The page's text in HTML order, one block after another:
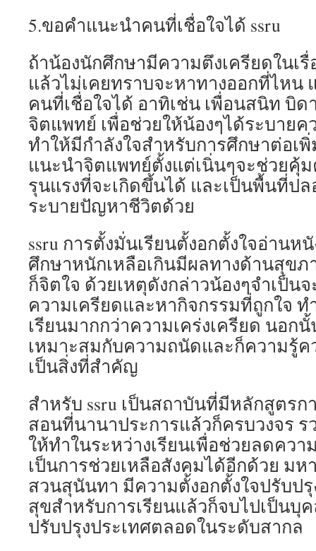
5.ขอคำแนะนำคนที่เชื่อใจได้ ssru
ถ้าน้องนักศึกษามีความตึงเครียดในเ
แล้วไม่เคยทราบจะหาทางออกที่ไหน
คนที่เชื่อใจได้ อาทิเช่น เพื่อนสนิท บิ
จิตแพทย์ เพื่อช่วยให้น้องๆได้ระบายค
ทำให้มีกำลังใจสำหรับการศึกษาต่อเ
แนะนำจิตแพทย์ตั้งแต่เนิ่นๆจะช่วยคุ้ม
รุนแรงที่จะเกิดขึ้นได้ และเป็นพื้นที่ป
ระบายปัญหาชีวิตด้วย
ssru การตั้งมั่นเรียนตั้งอกตั้งใจอ่านห
ศึกษาหนักเหลือเกินมีผลทางด้านสุข
ก็จิตใจ ด้วยเหตุดังกล่าวน้องๆจำเป็นจ
ความเครียดและหากิจกรรมที่ถูกใจ ท
เรียนมากกว่าความเคร่งเครียด นอก
เหมาะสมกับความถนัดและก็ความรู้ค
เป็นสิ่งที่สำคัญ
สำหรับ ssru เป็นสถาบันที่มีหลักสูตรก
สอนที่นานาประการแล้วก็ครบวงจร
ให้ทำในระหว่างเรียนเพื่อช่วยลดควา
เป็นการช่วยเหลือสังคมได้อีกด้วย ม
สวนสุนันทา มีความตั้งอกตั้งใจปรับป
สุขสำหรับการเรียนแล้วก็จบไปเป็นบุ
ปรับปรุงประเทศตลอดในระดับสากล